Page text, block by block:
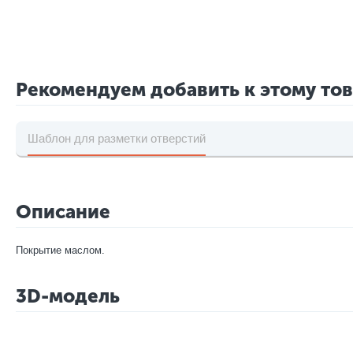
Рекомендуем добавить к этому
Шаблон для разметки отверстий
Описание
Покрытие маслом.
3D-модель